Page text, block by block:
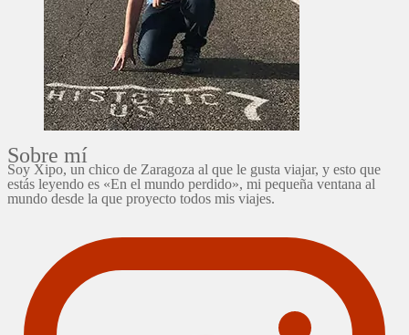
Sobre mí
Soy Xipo, un chico de Zaragoza al que le gusta viajar, y esto que
estás leyendo es «En el mundo perdido», mi pequeña ventana al
mundo desde la que proyecto todos mis viajes.